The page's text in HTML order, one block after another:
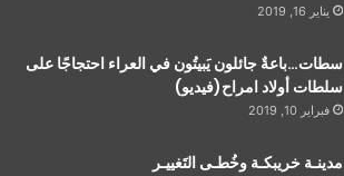
يناير 16, 2019
سطات…باعةٌ جائلون يَبيتُون في العراء احتجاجًا على
سلطات أولاد امراح(فيديو)
فبراير 10, 2019
مدينـة خريبكـة وخُطـى التَغييـر